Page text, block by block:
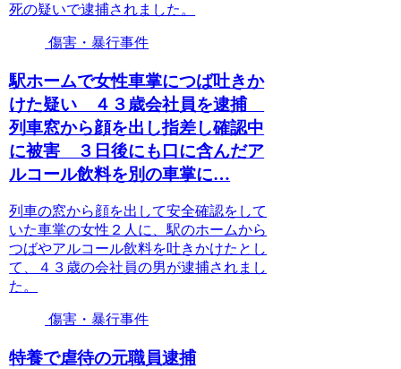
死の疑いで逮捕されました。
傷害・暴行事件
駅ホームで女性車掌につば吐きか
けた疑い ４３歳会社員を逮捕
列車窓から顔を出し指差し確認中
に被害 ３日後にも口に含んだア
ルコール飲料を別の車掌に…
列車の窓から顔を出して安全確認をして
いた車掌の女性２人に、駅のホームから
つばやアルコール飲料を吐きかけたとし
て、４３歳の会社員の男が逮捕されまし
た。
傷害・暴行事件
特養で虐待の元職員逮捕